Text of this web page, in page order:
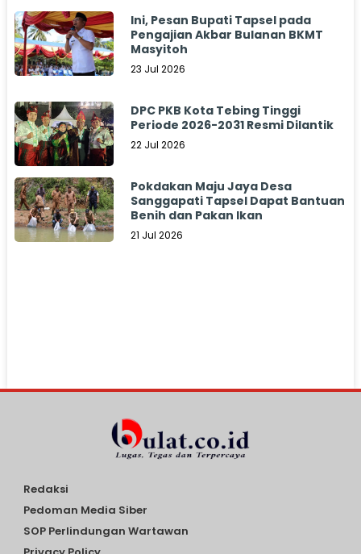
Ini, Pesan Bupati Tapsel pada
Pengajian Akbar Bulanan BKMT
Masyitoh
23 Jul 2026
DPC PKB Kota Tebing Tinggi
Periode 2026-2031 Resmi Dilantik
22 Jul 2026
Pokdakan Maju Jaya Desa
Sanggapati Tapsel Dapat Bantuan
Benih dan Pakan Ikan
21 Jul 2026
Redaksi
Pedoman Media Siber
SOP Perlindungan Wartawan